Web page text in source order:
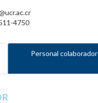
4750
Personal colaborador